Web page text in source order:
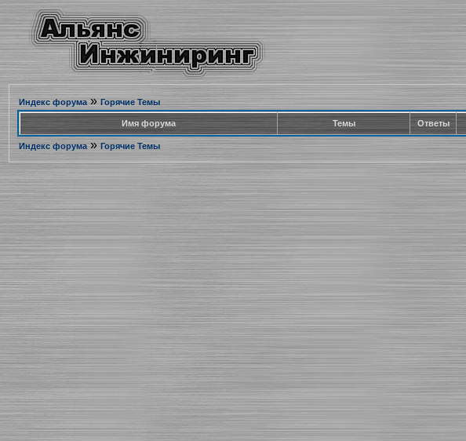
Индекс форума» Горячие Темы
Имя форума Темы Ответы
Индекс форума» Горячие Темы